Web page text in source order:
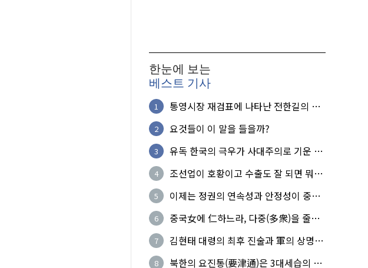
한눈에 보는
베스트 기사
1
통영시장 재검표에 나타난 전한길의 무
2 요것들이 이 말을 들을까?
3
유독 한국의 극우가 사대주의로 기운 이
4
조선업이 호황이고 수출도 잘 되면 뭐하
5
이제는 정권의 연속성과 안정성이 중요
6
중국女에 仁하느라, 다중(多衆)을 줄세
7
김현태 대령의 최후 진술과 軍의 상명하
8 북한의 요진통(要津通)은 3대세습의 사